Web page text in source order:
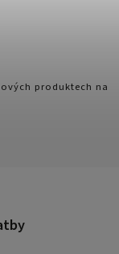
produktech na